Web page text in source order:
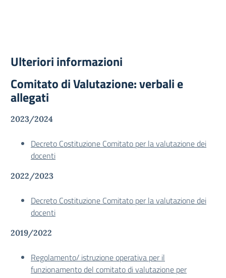
Ulteriori informazioni
Comitato di Valutazione: verbali e
allegati
2023/2024
Decreto Costituzione Comitato per la valutazione dei
docenti
2022/2023
Decreto Costituzione Comitato per la valutazione dei
docenti
2019/2022
Regolamento/ istruzione operativa per il
funzionamento del comitato di valutazione per